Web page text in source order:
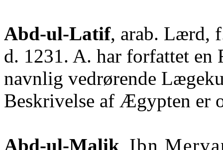
Abd-ul-Latif, arab. Lærd,
d. 1231. A. har forfattet
navnlig vedrørende
Beskrivelse af Ægypten er
Abd-ul-Malik Ibn